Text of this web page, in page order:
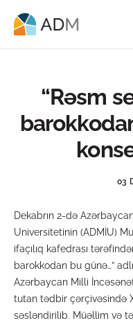
Universitet
Tədbirlər
ADMIU Sİ
eMağaza
“Rəsm
03
Dekabrın 2-də
Universitetinin (ADMİU)
ifaçılıq kafedrası
barokkodan bu günə…”
Azərbaycan Milli
tutan tədbir çərçivəsində
səsləndirilib. Müəllim və